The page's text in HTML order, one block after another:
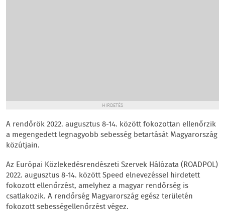
HIRDETÉS
A rendőrök 2022. augusztus 8-14. között fokozottan ellenőrzik
a megengedett legnagyobb sebesség betartását Magyarország
közútjain.
Az Európai Közlekedésrendészeti Szervek Hálózata (ROADPOL)
2022. augusztus 8-14. között Speed elnevezéssel hirdetett
fokozott ellenőrzést, amelyhez a magyar rendőrség is
csatlakozik. A rendőrség Magyarország egész területén
fokozott sebességellenőrzést végez.